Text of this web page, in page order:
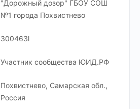
"Дорожный дозор" ГБОУ СОШ
№1 города Похвистнево
300463l
Участник сообщества ЮИД.РФ
Похвистнево, Самарская обл.,
Россия